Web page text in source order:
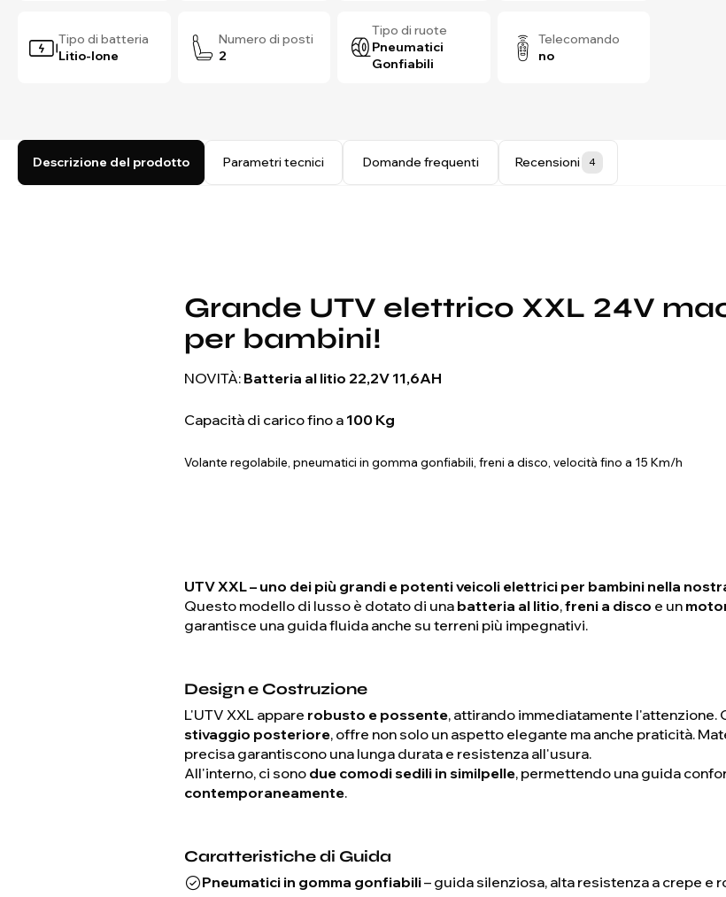
Tipo di batteria
Litio-Ione
Numero di posti
2
Tipo di ruote
Pneumatici
Gonfiabili
Telecomando
no
Descrizione del prodotto Parametri tecnici Domande frequenti Recensioni 4
Grande UTV elettrico XXL 24V
per bambini!
NOVITÀ: Batteria al litio 22,2V 11,6AH
Capacità di carico fino a 100 Kg
Volante regolabile, pneumatici in gomma gonfiabili, freni a disco, velocità fino a 15 Km/h
UTV XXL – uno dei più grandi e potenti veicoli elettrici per bambini nella
Questo modello di lusso è dotato di una batteria al litio,freni a disco e un
garantisce una guida fluida anche su terreni più impegnativi.
Design e Costruzione
L'UTV XXL appare robusto e possente, attirando immediatamente l'attenzione.
stivaggio posteriore, offre non solo un aspetto elegante ma anche praticità.
precisa garantiscono una lunga durata e resistenza all'usura.
All'interno, ci sono due comodi sedili in similpelle, permettendo una guida
contemporaneamente.
Caratteristiche di Guida
Pneumatici in gomma gonfiabili– guida silenziosa, alta resistenza a crepe e